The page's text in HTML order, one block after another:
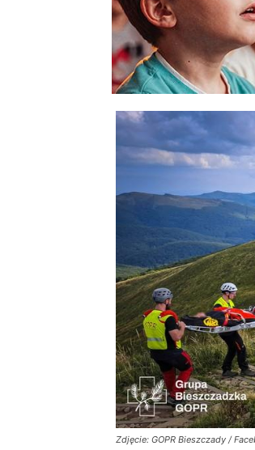
Zdjęcie: GOPR Bieszczady /